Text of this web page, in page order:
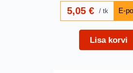
5,05€ tk
Lisa korvi